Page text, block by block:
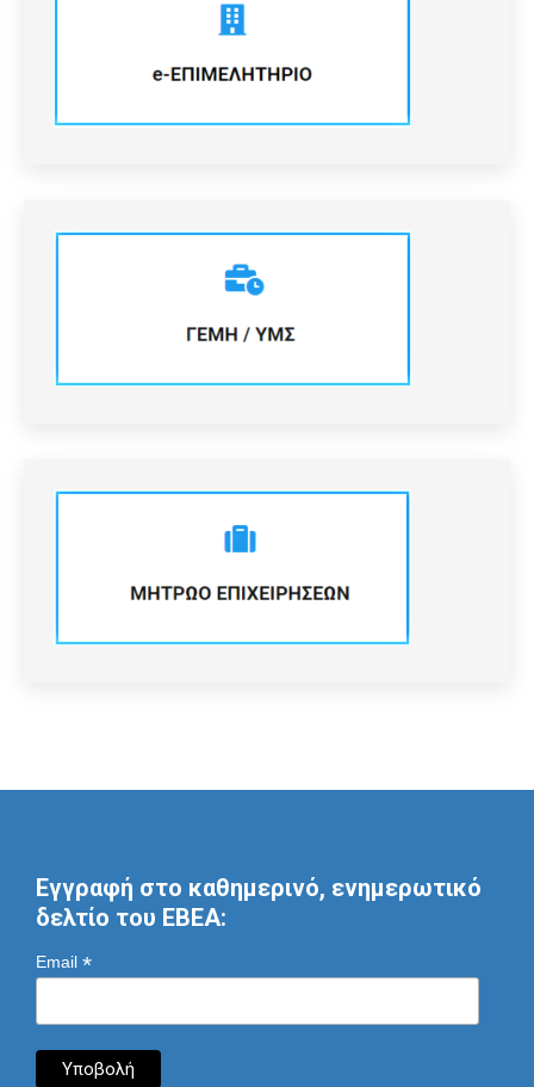
Εγγραφή στο καθημερινό, ενημερωτικό
δελτίο του ΕΒΕΑ:
Email *